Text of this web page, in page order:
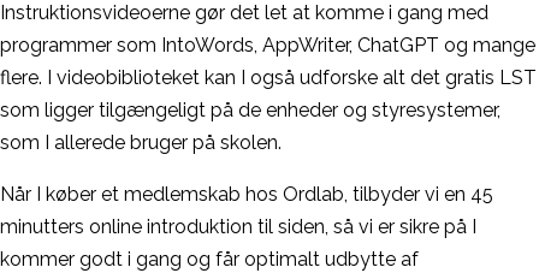
Instruktionsvideoerne gør det let at komme i gang med
programmer som IntoWords, AppWriter, ChatGPT og mange
flere. I videobiblioteket kan I også udforske alt det gratis LST
som ligger tilgængeligt på de enheder og styresystemer,
som I allerede bruger på skolen.
Når I køber et medlemskab hos Ordlab, tilbyder vi en 45
minutters online introduktion til siden, så vi er sikre på I
kommer godt i gang og får optimalt udbytte af